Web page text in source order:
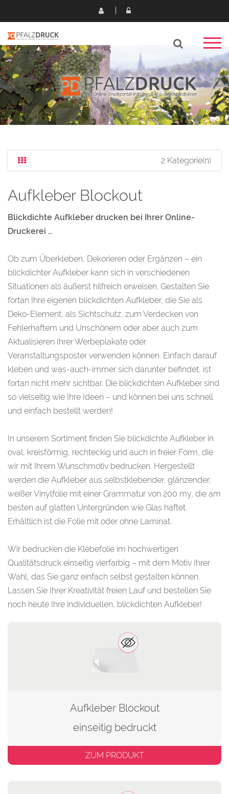
2 Kategorie(n)
Aufkleber Blockout
Blickdichte Aufkleber drucken bei Ihrer Online-
Druckerei …
Ob zum Überkleben, Dekorieren oder Ergänzen – ein
blickdichter Aufkleber kann sich in verschiedenen
Situationen als äußerst hilfreich erweisen. Gestalten Sie
fortan Ihre eigenen blickdichten Aufkleber, die Sie als
Deko-Element, als Sichtschutz, zum Verdecken von
Fehlerhaftem und Unschönem oder aber auch zum
Aktualisieren Ihrer Werbeplakate oder
Veranstaltungsposter verwenden können. Einfach darauf
kleben und was-auch-immer sich darunter befindet, ist
fortan nicht mehr sichtbar. Die blickdichten Aufkleber sind
so vielseitig wie Ihre Ideen – und können bei uns schnell
und einfach bestellt werden!
In unserem Sortiment finden Sie blickdichte Aufkleber in
oval, kreisförmig, rechteckig und auch in freier Form, die
wir mit Ihrem Wunschmotiv bedrucken. Hergestellt
werden die Aufkleber aus selbstklebender, glänzender,
weißer Vinylfolie mit einer Grammatur von 200 my, die am
besten auf glatten Untergründen wie Glas haftet.
Erhältlich ist die Folie mit oder ohne Laminat.
Wir bedrucken die Klebefolie im hochwertigen
Qualitätsdruck einseitig vierfarbig – mit dem Motiv Ihrer
Wahl, das Sie ganz einfach selbst gestalten können.
Lassen Sie Ihrer Kreativität freien Lauf und bestellen Sie
noch heute Ihre individuellen, blickdichten Aufkleber!
Aufkleber Blockout
einseitig bedruckt
ZUM PRODUKT